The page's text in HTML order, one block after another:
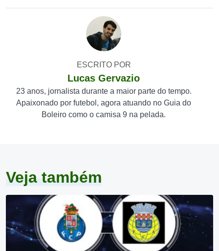
ESCRITO POR
Lucas Gervazio
23 anos, jornalista durante a maior parte do tempo.
Apaixonado por futebol, agora atuando no Guia do
Boleiro como o camisa 9 na pelada.
Veja também